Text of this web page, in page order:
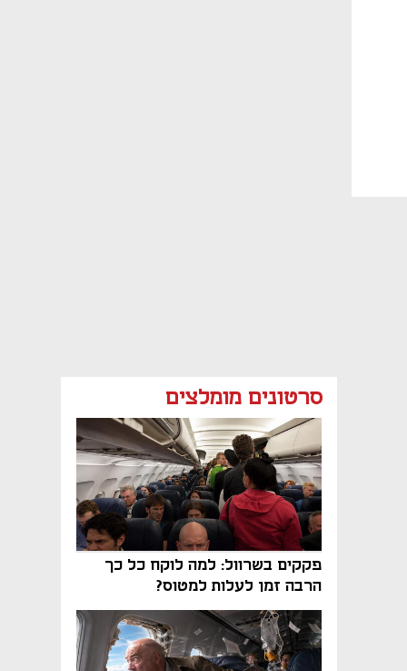
סרטונים מומלצים
פקקים בשרוול: למה לוקח כל כך
הרבה זמן לעלות למטוס?